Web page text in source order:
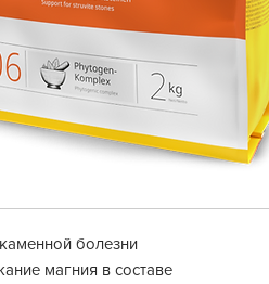
болезни
магния в составе